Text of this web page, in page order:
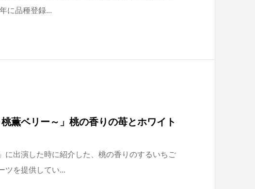
に品種登録...
薫ベリー～」桃の香りの苺とホワイト
に出演した時に紹介した、桃の香りのするいちご
ツを提供してい...